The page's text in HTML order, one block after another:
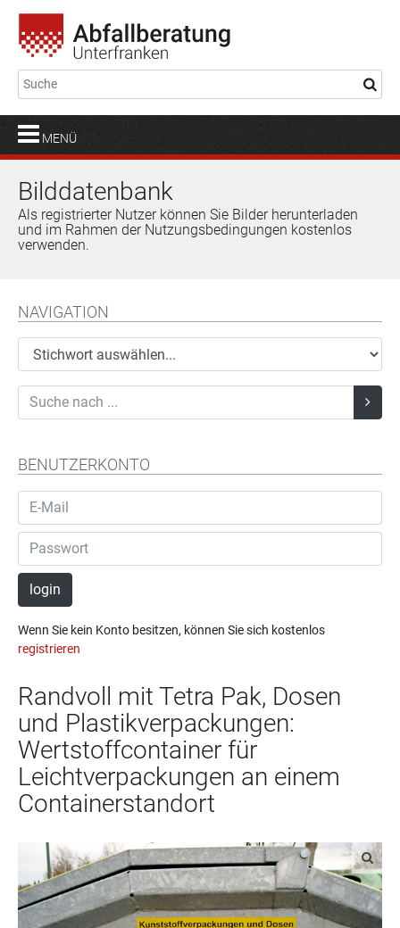
MENÜ
Bilddatenbank
Als registrierter Nutzer können Sie Bilder herunterladen
und im Rahmen der Nutzungsbedingungen kostenlos
verwenden.
NAVIGATION
BENUTZERKONTO
login
Wenn Sie kein Konto besitzen, können Sie sich kostenlos
registrieren
Randvoll mit Tetra Pak, Dosen
und Plastikverpackungen:
Wertstoffcontainer für
Leichtverpackungen an einem
Containerstandort